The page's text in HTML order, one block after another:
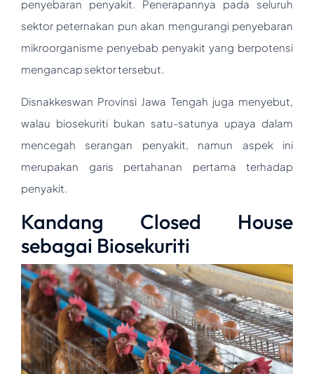
penyebaran penyakit. Penerapannya pada seluruh
sektor peternakan pun akan mengurangi penyebaran
mikroorganisme penyebab penyakit yang berpotensi
mengancap sektor tersebut.
Disnakkeswan Provinsi Jawa Tengah juga menyebut,
walau biosekuriti bukan satu-satunya upaya dalam
mencegah serangan penyakit, namun aspek ini
merupakan garis pertahanan pertama terhadap
penyakit.
Kandang Closed House
sebagai Biosekuriti